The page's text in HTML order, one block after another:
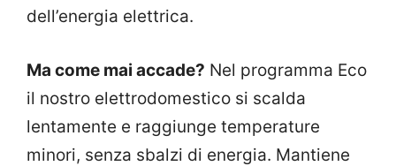
dell’energia elettrica.
Ma come mai accade? Nel programma Eco
il nostro elettrodomestico si scalda
lentamente e raggiunge temperature
minori, senza sbalzi di energia. Mantiene